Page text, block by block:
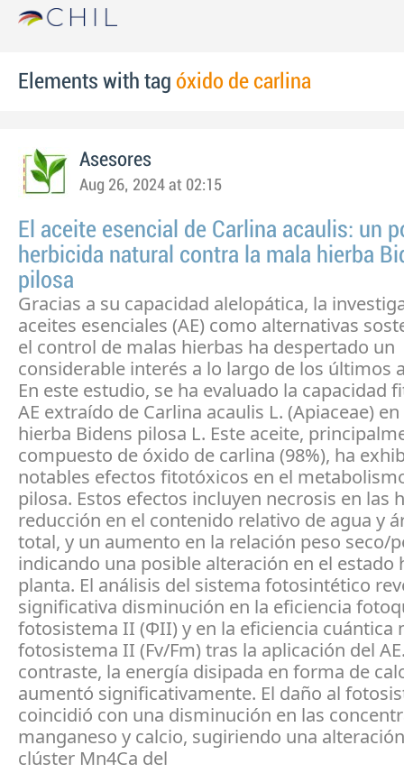
Elements with tag óxido de carlina
Asesores
Aug 26, 2024 at 02:15
El aceite esencial de Carlina acaulis: un
herbicida natural contra la mala hierba
pilosa
Gracias a su capacidad alelopática, la
aceites esenciales (AE) como alternativas
el control de malas hierbas ha despertado un
considerable interés a lo largo de los últimos
En este estudio, se ha evaluado la capacidad
AE extraído de Carlina acaulis L. (Apiaceae)
hierba Bidens pilosa L. Este aceite,
compuesto de óxido de carlina (98%), ha
notables efectos fitotóxicos en el
pilosa. Estos efectos incluyen necrosis en las
reducción en el contenido relativo de agua y
total, y un aumento en la relación peso seco/
indicando una posible alteración en el estado
planta. El análisis del sistema fotosintético
significativa disminución en la eficiencia
fotosistema II (ΦII) y en la eficiencia cuántica
fotosistema II (Fv/Fm) tras la aplicación del
contraste, la energía disipada en forma de
aumentó significativamente. El daño al
coincidió con una disminución en las
manganeso y calcio, sugiriendo una
clúster Mn4Ca del